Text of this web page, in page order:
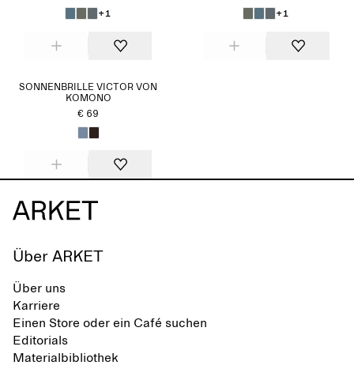
+1 +1
SONNENBRILLE VICTOR VON
KOMONO
€ 69
Über ARKET
Über uns
Karriere
Einen Store oder ein Café suchen
Editorials
Materialbibliothek